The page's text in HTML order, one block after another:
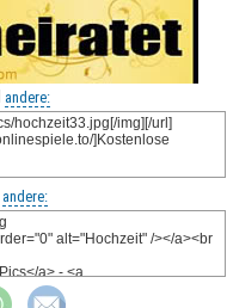
andere:
andere: